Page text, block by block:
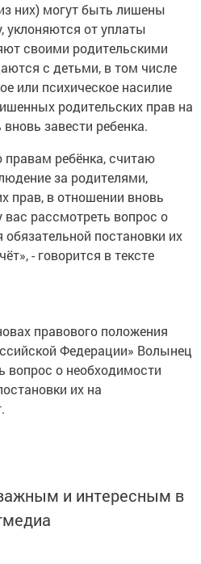
них) могут быть лишены
уклоняются от уплаты
своими родительскими
с детьми, в том числе
или психическое насилие
родительских прав на
завести ребенка.
ребёнка, считаю
за родителями,
прав, в отношении вновь
рассмотреть вопрос о
постановки их
- говорится в тексте
правового положения
Федерации» Волынец
вопрос о необходимости
их на
и интересным в